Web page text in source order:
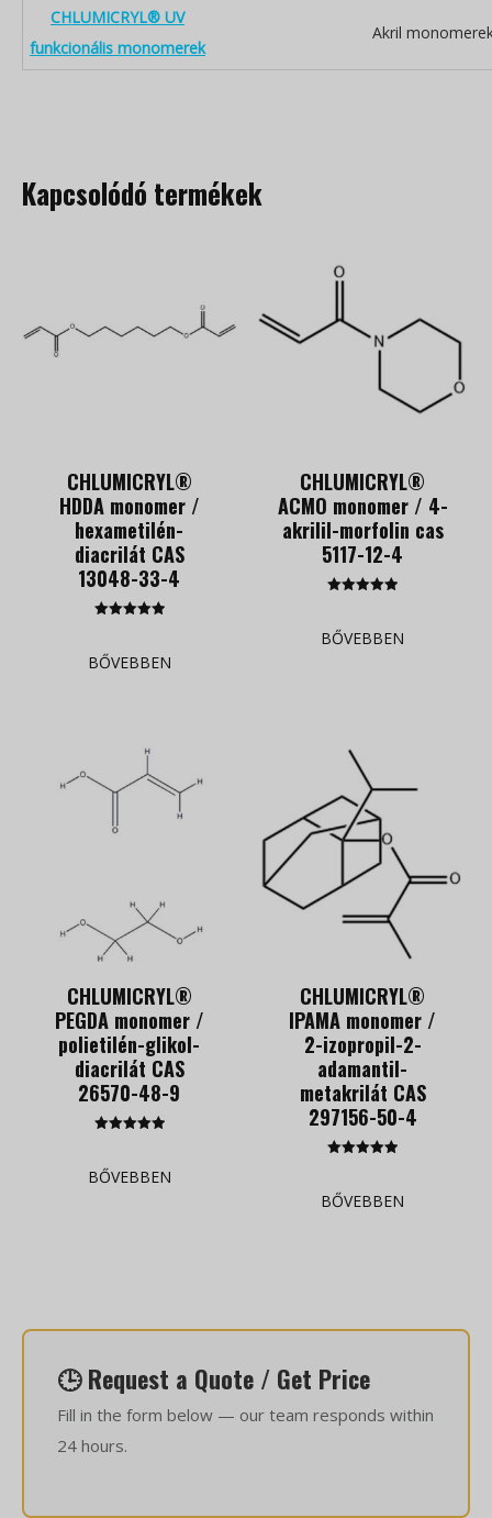
CHLUMICRYL® UV
funkcionális monomerek
Akril
Kapcsolódó termékek
CHLUMICRYL®
HDDA monomer /
hexametilén-
diacrilát CAS
13048-33-4
az 5-ből
BŐVEBBEN
CHLUMICRYL®
ACMO monomer / 4-
akrilil-morfolin cas
5117-12-4
az 5-ből
BŐVEBBEN
CHLUMICRYL®
PEGDA monomer /
polietilén-glikol-
diacrilát CAS
26570-48-9
az 5-ből
BŐVEBBEN
CHLUMICRYL®
IPAMA monomer /
2-izopropil-2-
adamantil-
metakrilát CAS
297156-50-4
az 5-ből
BŐVEBBEN
🕒 Request a Quote / Get Price
Fill in the form below — our team responds within
24 hours.